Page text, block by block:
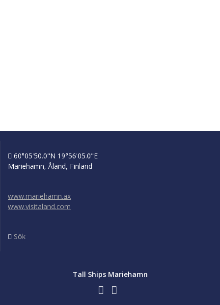
60°05'50.0"N 19°56'05.0"E
Mariehamn, Åland, Finland
www.mariehamn.ax
www.visitaland.com
Sök
Tall Ships Mariehamn